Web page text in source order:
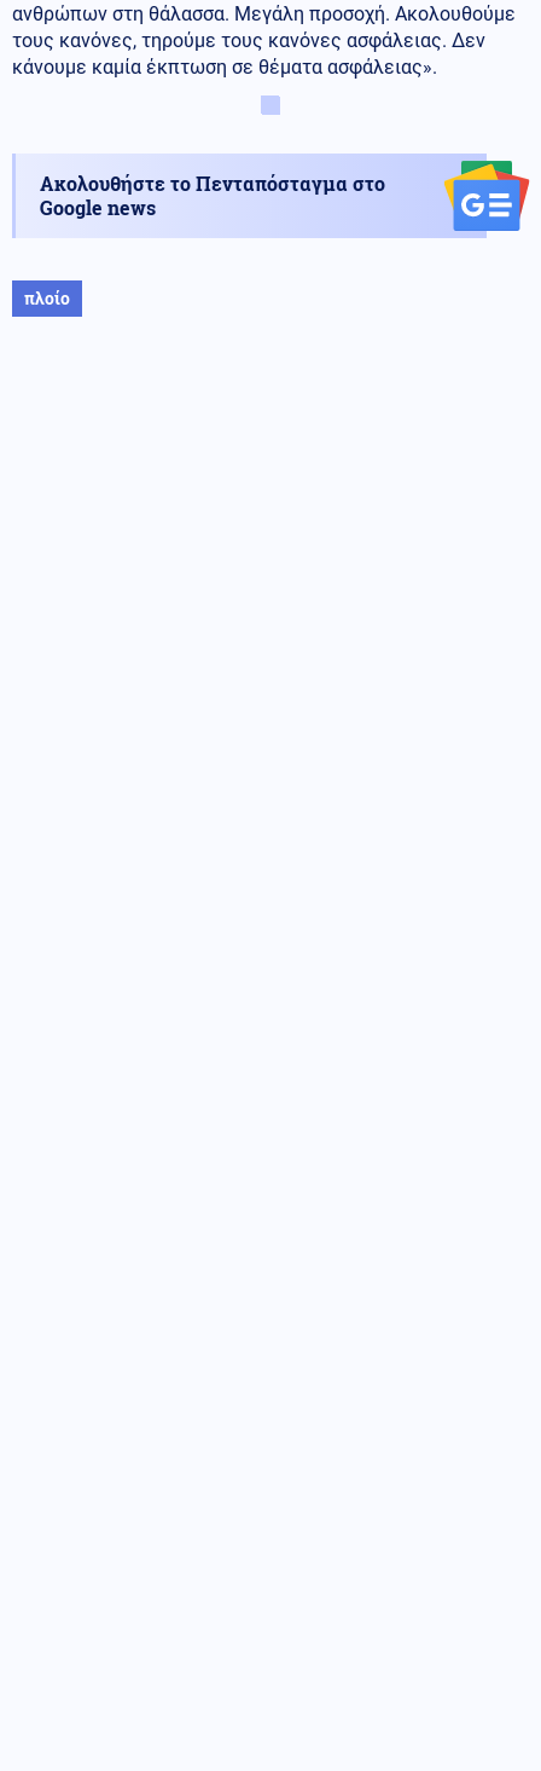
ανθρώπων στη θάλασσα. Μεγάλη προσοχή. Ακολουθούμε
τους κανόνες, τηρούμε τους κανόνες ασφάλειας. Δεν
κάνουμε καμία έκπτωση σε θέματα ασφάλειας».
Ακολουθήστε το Πενταπόσταγμα στο
Google news
πλοίο